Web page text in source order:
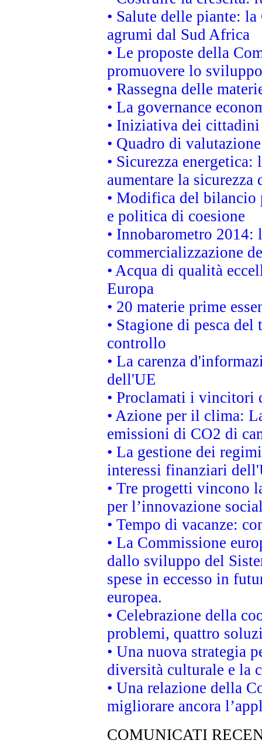
• Salute delle piante:
agrumi dal Sud Africa
• Le proposte della
promuovere lo
• Rassegna delle
• La governance
• Iniziativa dei
• Quadro di
• Sicurezza
aumentare la
• Modifica del bilancio
e politica di coesione
• Innobarometro 2014:
commercializzazione
• Acqua di qualità
Europa
• 20 materie prime
• Stagione di pesca
controllo
• La carenza
dell'UE
• Proclamati i vincitori
• Azione per il clima:
emissioni di CO2 di
• La gestione dei
interessi finanziari
• Tre progetti vincono
per l’innovazione
• Tempo di vacanze:
• La Commissione
dallo sviluppo del
spese in eccesso in
europea.
• Celebrazione della
problemi, quattro
• Una nuova strategia
diversità culturale e la
• Una relazione della
migliorare ancora
COMUNICATI